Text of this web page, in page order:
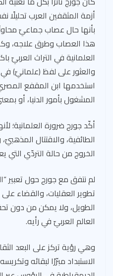
أزمة المثقفين العرب
بأنها حال عصاب جماعيّ
هذا العصاب وطرق علاجه،
العلمانية في التراث العربيّ
والعثور على لفظ (علمانيّ) في
استخدمها ابن المقفع
المشغول بأمور الدنيا، أو
أكّد جورج ضرورة العلمانية؛
الطائفية، والاقتتال
الخروج من حالة التردّي التي
لم نتفق مع جورج حول تعبير
تطوير العقليات، والقضاء
الطويل، ولا يمكن من دون
العالم العربيّ في رأيه.
وهي رؤية تركز على البعد
الاستبداد مبرّرًا لبقائه